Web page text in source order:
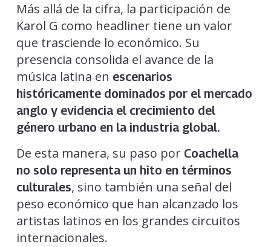
Más allá de la cifra, la participación de
Karol G como headliner tiene un valor
que trasciende lo económico. Su
presencia consolida el avance de la
música latina en escenarios
históricamente dominados por el mercado
anglo y evidencia el crecimiento del
género urbano en la industria global.
De esta manera, su paso porCoachella
no solo representa un hito en términos
culturales, sino también una señal del
peso económico que han alcanzado los
artistas latinos en los grandes circuitos
internacionales.